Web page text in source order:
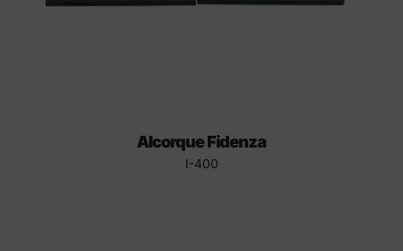
Alcorque Fidenza
I-400